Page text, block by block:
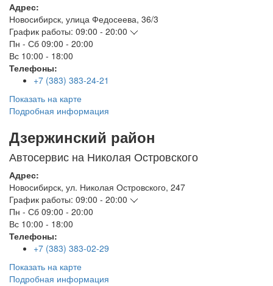
Адрес:
Новосибирск, улица Федосеева, 36/3
График работы: 09:00 - 20:00
Пн - Сб 09:00 - 20:00
Вс 10:00 - 18:00
Телефоны:
+7 (383) 383-24-21
Показать на карте
Подробная информация
Дзержинский район
Автосервис на Николая Островского
Адрес:
Новосибирск, ул. Николая Островского, 247
График работы: 09:00 - 20:00
Пн - Сб 09:00 - 20:00
Вс 10:00 - 18:00
Телефоны:
+7 (383) 383-02-29
Показать на карте
Подробная информация